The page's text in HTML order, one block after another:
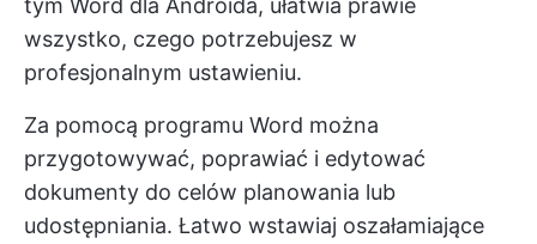
tym Word dla Androida, ułatwia prawie
wszystko, czego potrzebujesz w
profesjonalnym ustawieniu.
Za pomocą programu Word można
przygotowywać, poprawiać i edytować
dokumenty do celów planowania lub
udostępniania. Łatwo wstawiaj oszałamiające